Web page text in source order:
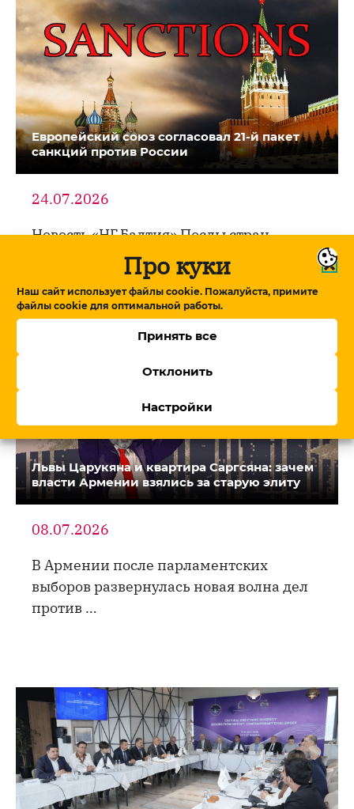
Про куки
Наш сайт использует файлы cookie. Пожалуйста, примите
файлы cookie для оптимальной работы.
Принять все
Отклонить
Настройки
Европейский союз согласовал 21-й пакет
санкций против России
24.07.2026
Новость «НГ.Балтия» Послы стран
Евросоюза согласовали 21-й пакет
санкций против …
Львы Царукяна и квартира Саргсяна: зачем
власти Армении взялись за старую элиту
08.07.2026
В Армении после парламентских
выборов развернулась новая волна дел
против …